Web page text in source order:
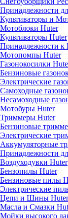
Принадлежности
Культиваторы и
Мотоблоки Huter
Культиваторы Huter
Принадлежности к
Мотопомпы Huter
Газонокосилки
Бензиновые
Электрические
Самоходные
Несамоходные
Мотобуры Huter
Триммеры Huter
Бензиновые
Электрические
Аккумуляторные
Принадлежности
Воздуходувки Huter
Бензопилы Huter
Бензиновые пилы
Электрические
Цепи и Шины Huter
Масла и Смазки
Мойки высокого